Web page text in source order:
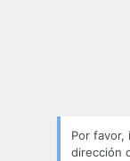
Por
dirección